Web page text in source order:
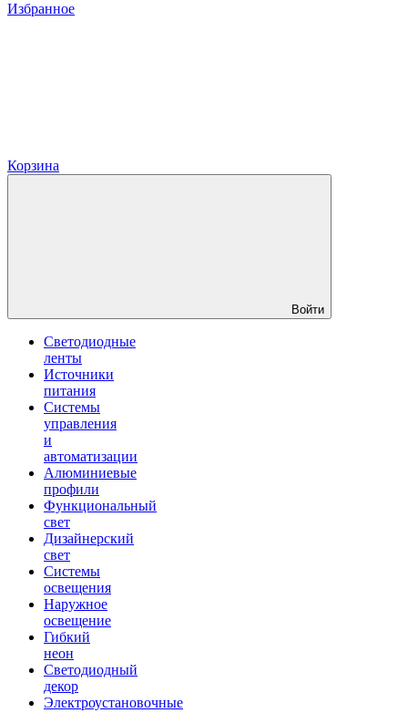
Избранное
Корзина
Войти
Светодиодные
ленты
Источники
питания
Системы
управления
и
автоматизации
Алюминиевые
профили
Функциональный
свет
Дизайнерский
свет
Системы
освещения
Наружное
освещение
Гибкий
неон
Светодиодный
декор
Электроустановочные